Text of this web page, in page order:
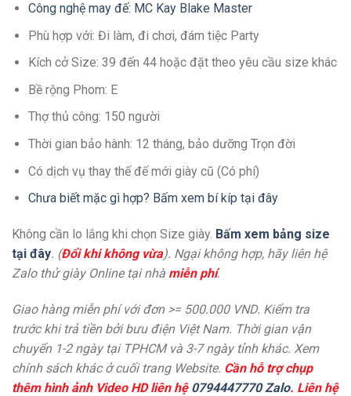
Công nghệ may đế: MC Kay Blake Master
Phù hợp với: Đi làm, đi chơi, đám tiệc Party
Kích cở Size: 39 đến 44 hoặc đặt theo yêu cầu size khác
Bề rộng Phom: E
Thợ thủ công: 150 người
Thời gian bảo hành: 12 tháng, bảo dưỡng Trọn đời
Có dịch vụ thay thế đế mới giày cũ (Có phí)
Chưa biết mặc gì hợp? Bấm xem bí kíp tại đây
Không cần lo lắng khi chọn Size giày. Bấm xem bảng size
tại đây. (Đổi khi không vừa). Ngại không hợp, hãy liên hệ
Zalo thử giày Online tại nhà miễn phí.
Giao hàng miễn phí với đơn >= 500.000 VND. Kiểm tra
trước khi trả tiền bởi bưu điện Việt Nam. Thời gian vận
chuyển 1-2 ngày tại TPHCM và 3-7 ngày tỉnh khác. Xem
chính sách khác ở cuối trang Website. Cần hỗ trợ chụp
thêm hình ảnh Video HD liên hệ 0794447770 Zalo. Liên hệ